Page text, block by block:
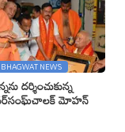
NEWS
దర్శించుకున్న
మోహన్